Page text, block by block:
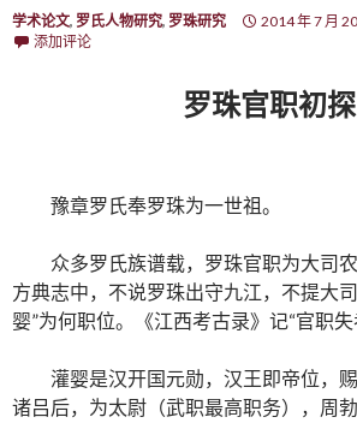
学术论文, 罗氏人物研究, 罗珠研究 2014 年 7 月
添加评论
罗珠官职初探
豫章罗氏奉罗珠为一世祖。
众多罗氏族谱载，罗珠官职为大司
方典志中，不说罗珠出守九江，不提大
婴”为何职位。《江西考古录》记“官职失
灌婴是汉开国元勋，汉王即帝位，
诸吕后，为太尉（武职最高职务），周